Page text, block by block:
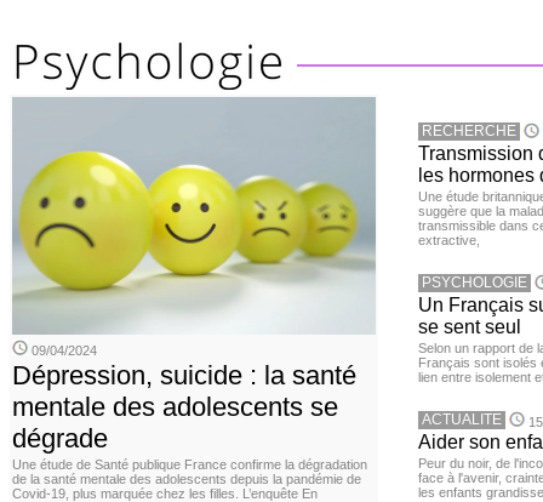
09/04/2024
Dépression, suicide : la santé
mentale des adolescents se
dégrade
Une étude de Santé publique France confirme la dégradation
de la santé mentale des adolescents depuis la pandémie de
Covid-19, plus marquée chez les filles. L’enquête En
RECHERCHE
Transmission
les hormones
Une étude
suggère que la
transmissible dans
extractive,
PSYCHOLOGIE
Un Français
se sent seul
Selon un rapport de
Français sont isolés
lien entre isolement
ACTUALITE
Aider son
Peur du noir, de
face à l'avenir,
les enfants